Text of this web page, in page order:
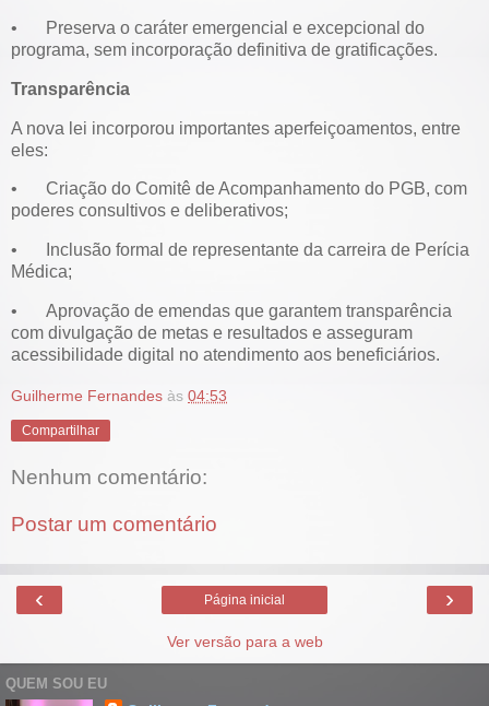
•
Preserva o caráter emergencial e excepcional do
programa, sem incorporação definitiva de gratificações.
Transparência
A nova lei incorporou importantes aperfeiçoamentos, entre
eles:
•
Criação do Comitê de Acompanhamento do PGB, com
poderes consultivos e deliberativos;
•
Inclusão formal de representante da carreira de Perícia
Médica;
•
Aprovação de emendas que garantem transparência
com divulgação de metas e resultados e asseguram
acessibilidade digital no atendimento aos beneficiários.
Guilherme Fernandes às 04:53
Compartilhar
Nenhum comentário:
Postar um comentário
‹ ›
Página inicial
Ver versão para a web
QUEM SOU EU